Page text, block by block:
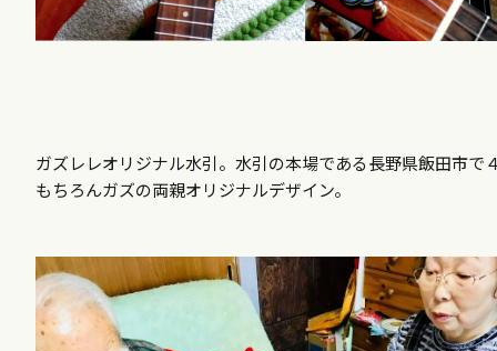
ガズレレオリジナル水引。水引の本場である長野県飯田市
もちろんガズの両親オリジナルデザイン。